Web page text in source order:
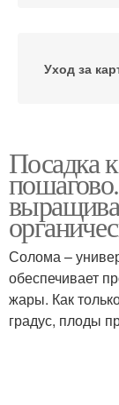
Уход за
Посадка
Солома –
обеспечивает
жары. Как
градус, плоды